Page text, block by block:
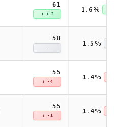
61
↑ + 2 1.6%
58
-- 1.5%
55
↓ -4 1.4%
55
↓ -1 1.4%